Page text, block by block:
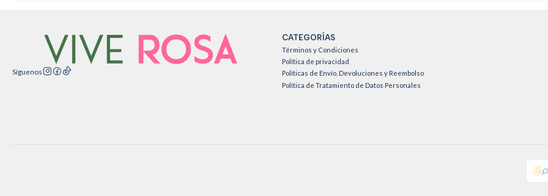
Síguenos
CATEGORÍAS
Términos y Condiciones
Política de privacidad
Políticas de Envío, Devoluciones y Reembolso
Política de Tratamiento de Datos Personales